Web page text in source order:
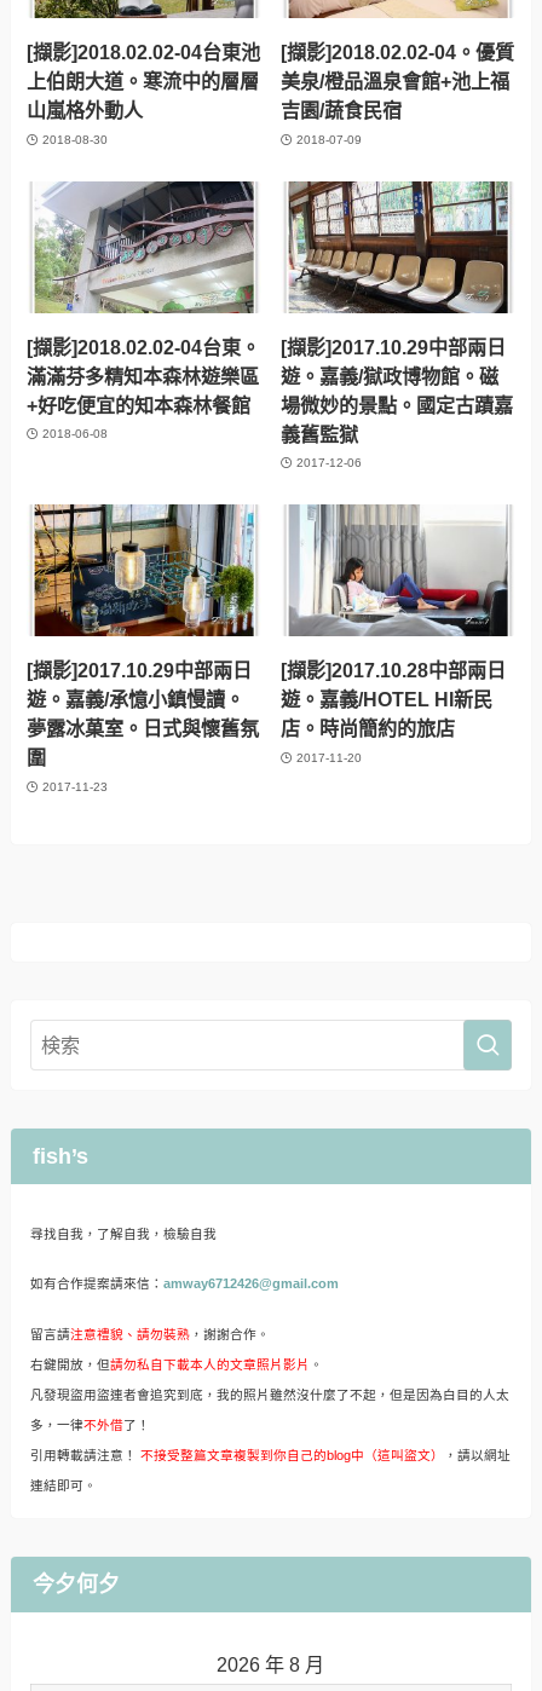
[擷影]2018.02.02-04台東池
上伯朗大道。寒流中的層層
山嵐格外動人
2018-08-30
[擷影]2018.02.02-04。優質
美泉/橙品溫泉會館+池上福
吉園/蔬食民宿
2018-07-09
[擷影]2018.02.02-04台東。
滿滿芬多精知本森林遊樂區
+好吃便宜的知本森林餐館
2018-06-08
[擷影]2017.10.29中部兩日
遊。嘉義/獄政博物館。磁
場微妙的景點。國定古蹟嘉
義舊監獄
2017-12-06
[擷影]2017.10.29中部兩日
遊。嘉義/承憶小鎮慢讀。
夢露冰菓室。日式與懷舊氛
圍
2017-11-23
[擷影]2017.10.28中部兩日
遊。嘉義/HOTEL HI新民
店。時尚簡約的旅店
2017-11-20
fish’s
尋找自我，了解自我，檢驗自我
如有合作提案請來信： amway6712426@gmail.com
留言請注意禮貌、請勿裝熟，謝謝合作。
右鍵開放，但請勿私自下載本人的文章照片影片 。
凡發現盜用盜連者會追究到底，我的照片雖然沒什麼了不起，但是因為白目的人太
多，一律不外借了！
引用轉載請注意！ 不接受整篇文章複製到你自己的blog中（這叫盜文） ，請以網址
連結即可。
今夕何夕
2026 年 8 月